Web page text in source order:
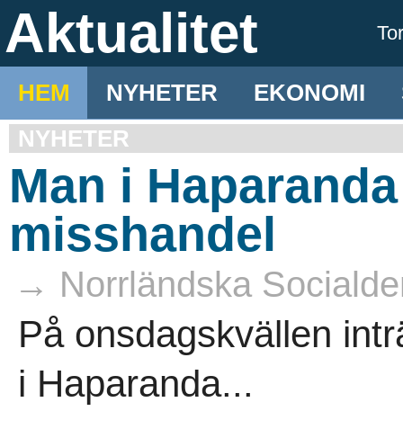
Aktualitet
HEM NYHETER EKONOMI
NYHETER
Man i
misshandel
→ Norrländska
På onsdagskvällen
i Haparanda...